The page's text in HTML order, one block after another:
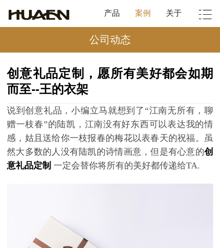
产品 案例 关于
公司动态
创意礼品定制，愿所有美好都会如期
而至--王的衣架
说到创意礼品，小编立马就想到了 “江南无所有，聊
赠一枝春”的陆凯，江南没有好东西可以表达我的情
感，姑且送给你一枝报春的梅花以表春天的祝福。虽
然大多数的人没有陆凯的诗情画意，但是有心意的创
意礼品定制 一定会替你将所有的美好都传递给TA.